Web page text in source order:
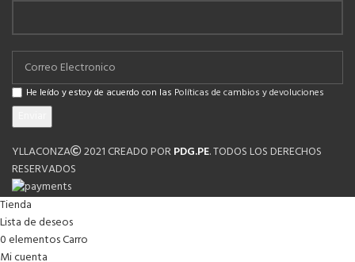
He leído y estoy de acuerdo con las Políticas de cambios y devoluciones
YLLACONZA 2021 CREADO PORPDG.PE. TODOS LOS DERECHOS
RESERVADOS
Tienda
Lista de deseos
0elementosCarro
Mi cuenta